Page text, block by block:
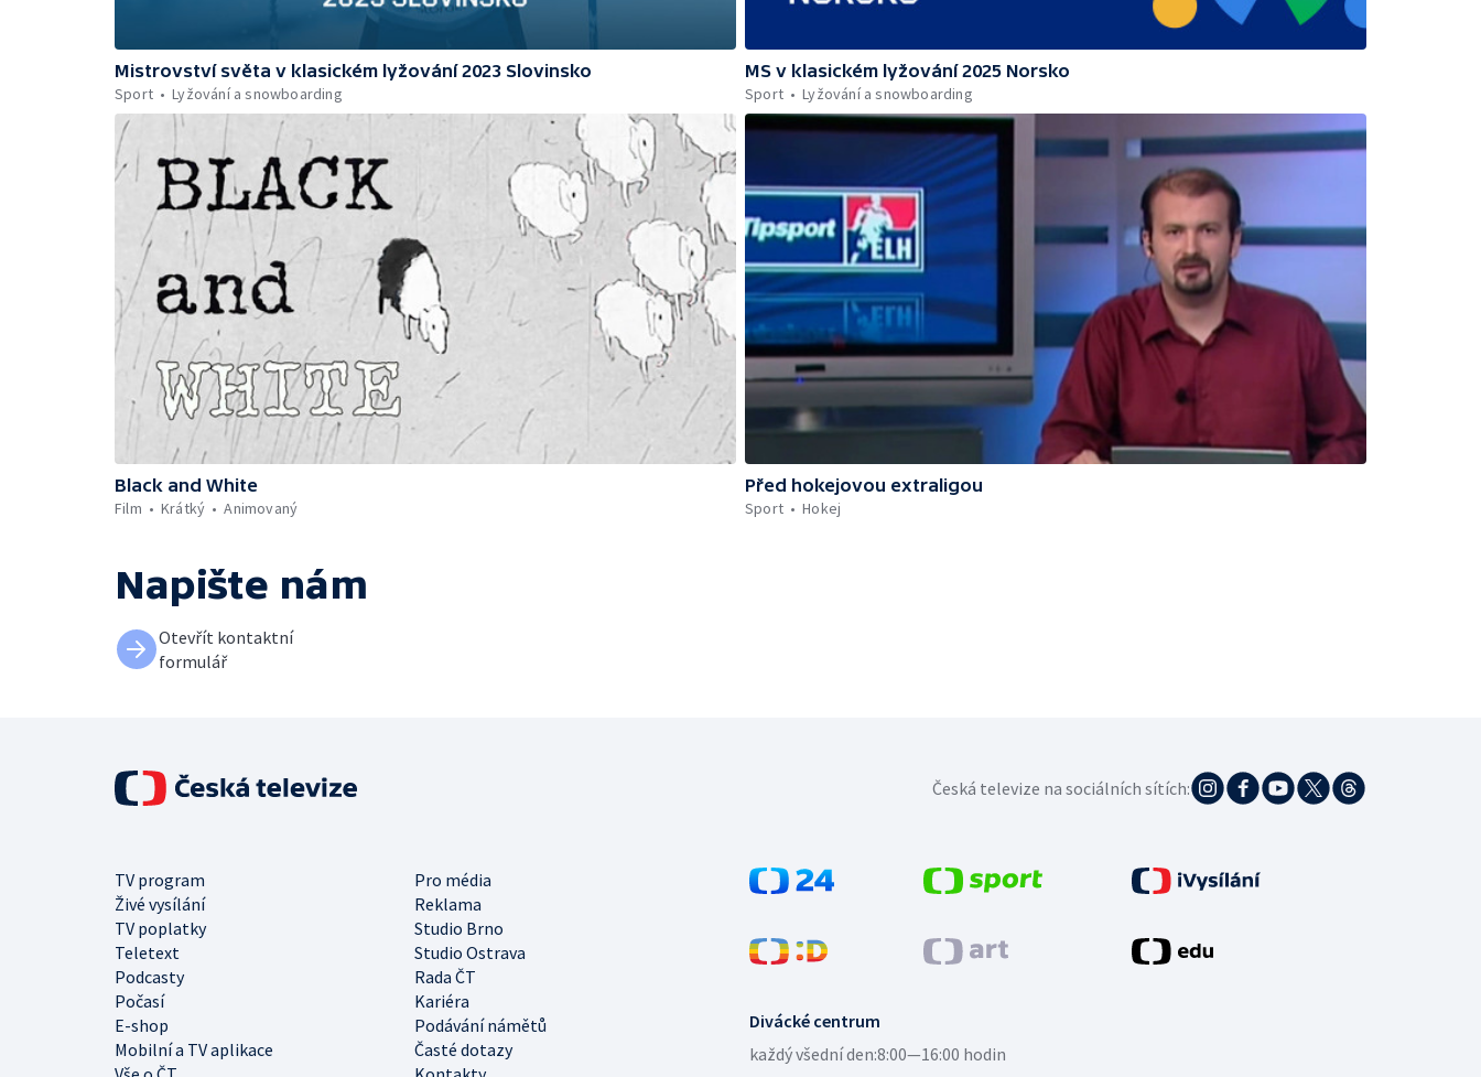
Mistrovství světa v klasickém lyžování 2023 Slovinsko
Sport
Lyžování a snowboarding
MS v klasickém lyžování 2025 Norsko
Sport
Lyžování a snowboarding
Black and White
Film
Krátký Animovaný
Před hokejovou extraligou
Sport
Hokej
Napište nám
Otevřít kontaktní
formulář
Divácké centrum
každý všední den:8:00—16:00 hodin
TV program
Pro média
Živé vysílání
Reklama
TV poplatky
Studio Brno
Teletext
Studio Ostrava
Podcasty
Rada ČT
Počasí
Kariéra
E-shop
Podávání námětů
Mobilní a TV aplikace
Časté dotazy
Česká televize na sociálních sítích: